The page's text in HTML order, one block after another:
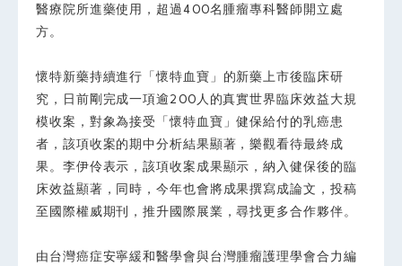
醫療院所進藥使用，超過400名腫瘤專科醫師開立處
方。
懷特新藥持續進行「懷特血寶」的新藥上市後臨床研
究，日前剛完成一項逾200人的真實世界臨床效益大規
模收案，對象為接受「懷特血寶」健保給付的乳癌患
者，該項收案的期中分析結果顯著，樂觀看待最終成
果。李伊伶表示，該項收案成果顯示，納入健保後的臨
床效益顯著，同時，今年也會將成果撰寫成論文，投稿
至國際權威期刊，推升國際展業，尋找更多合作夥伴。
由台灣癌症安寧緩和醫學會與台灣腫瘤護理學會合力編